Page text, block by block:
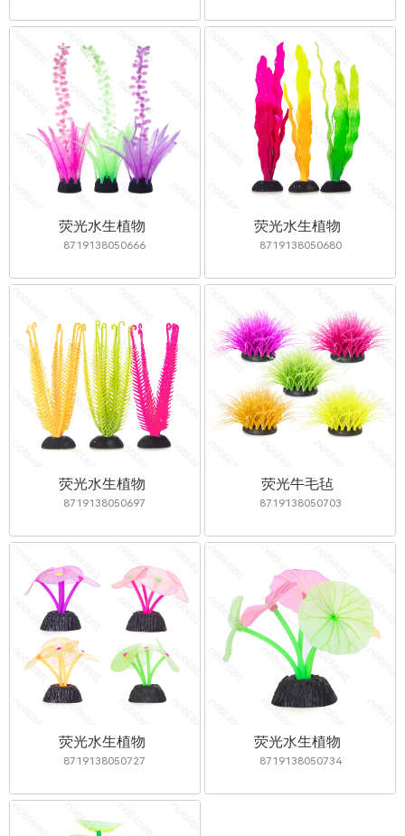
荧光水生植物
8719138050666
荧光水生植物
8719138050680
荧光水生植物
8719138050697
荧光牛毛毡
8719138050703
荧光水生植物
8719138050727
荧光水生植物
8719138050734